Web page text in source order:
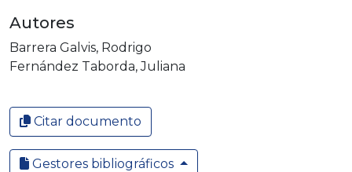
Autores
Barrera Galvis, Rodrigo
Fernández Taborda, Juliana
Citar documento
Gestores bibliográficos